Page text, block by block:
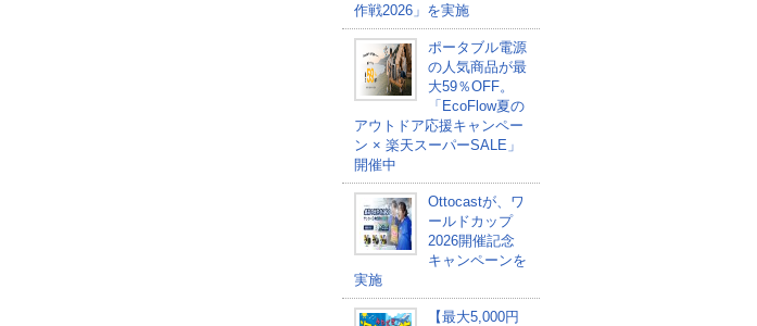
作戦2026」を実施
ポータブル電源
の人気商品が最
大59％OFF。
「EcoFlow夏の
アウトドア応援キャンペー
ン × 楽天スーパーSALE」
開催中
Ottocastが、ワ
ールドカップ
2026開催記念
キャンペーンを
実施
【最大5,000円